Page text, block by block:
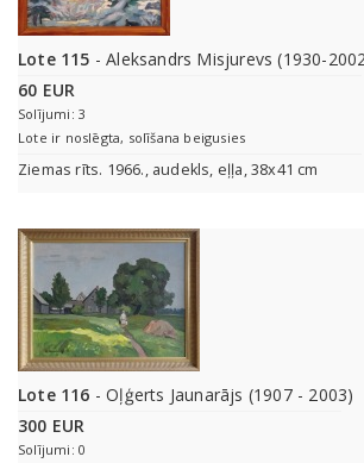
Lote 115 - Aleksandrs Misjurevs (1930-
60 EUR
Solījumi: 3
Lote ir noslēgta, solīšana beigusies
Ziemas rīts. 1966., audekls, eļļa, 38x41 cm
Lote 116 - Oļģerts Jaunarājs (1907 - 2003)
300 EUR
Solījumi: 0